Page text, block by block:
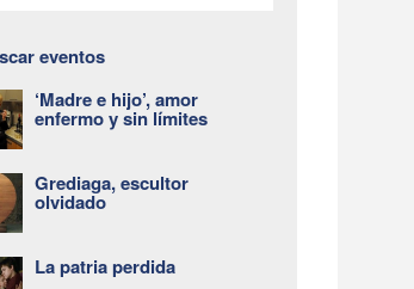
eventos
‘Madre e hijo’, amor
enfermo y sin límites
Grediaga, escultor
olvidado
La patria perdida